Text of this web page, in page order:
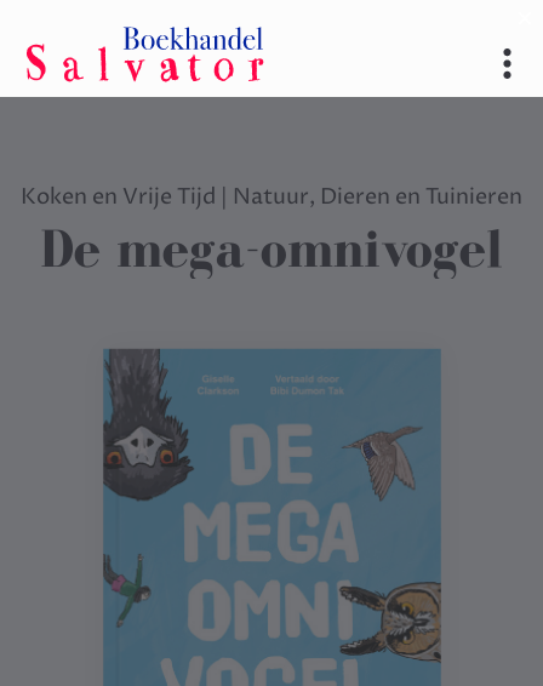
Koken en Vrije Tijd | Natuur, Dieren en Tuinieren
De mega-omnivogel